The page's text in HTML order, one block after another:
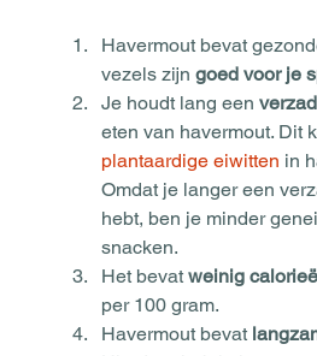
Havermout bevat
vezels zijn goed voor je
Je houdt lang een
eten van havermout. Dit
plantaardige eiwitten in
Omdat je langer een
hebt, ben je minder
snacken.
Het bevat weinig
per 100 gram.
Havermout bevat